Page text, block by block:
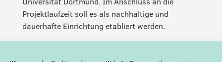
Projektlaufzeit soll es als nachhaltige und
dauerhafte Einrichtung etabliert werden.